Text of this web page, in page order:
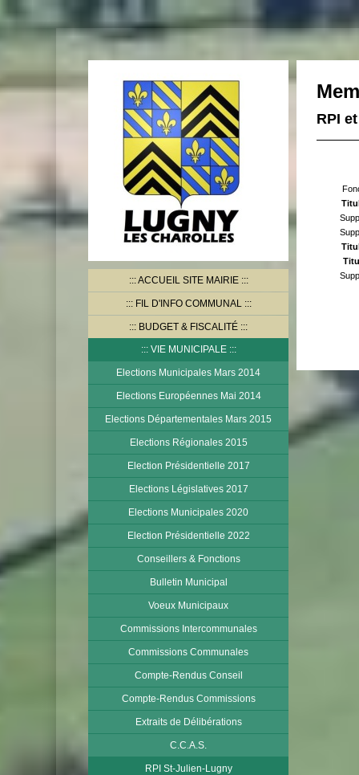
ACCUEIL SITE MAIRIE
FIL D'INFO COMMUNAL
BUDGET & FISCALITÉ
VIE MUNICIPALE
Elections Municipales Mars 2014
Elections Européennes Mai 2014
Elections Départementales Mars 2015
Elections Régionales 2015
Election Présidentielle 2017
Elections Législatives 2017
Elections Municipales 2020
Election Présidentielle 2022
Conseillers & Fonctions
Bulletin Municipal
Voeux Municipaux
Commissions Intercommunales
Commissions Communales
Compte-Rendus Conseil
Compte-Rendus Commissions
Extraits de Délibérations
C.C.A.S.
RPI St-Julien-Lugny
RPI